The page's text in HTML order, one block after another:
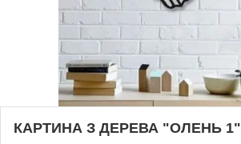
КАРТИНА З ДЕРЕВА "ОЛЕНЬ 1"